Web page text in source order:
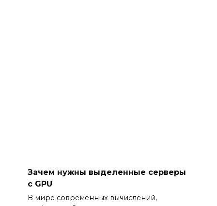
Зачем нужны выделенные серверы
с GPU
В мире современных вычислений,